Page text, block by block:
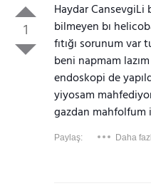
1
Haydar
bilmeyen bı
fıtığı sorunum
beni napmam
endoskopi de
yiyosam
gazdan
Paylaş: Daha